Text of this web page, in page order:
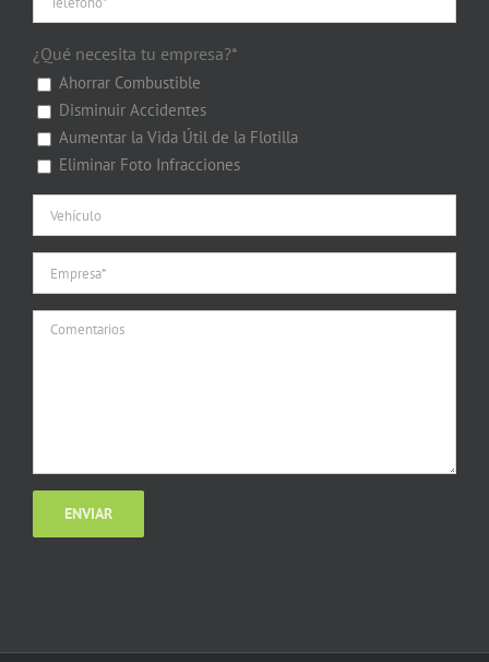
¿Qué necesita tu empresa?*
Ahorrar Combustible
Disminuir Accidentes
Aumentar la Vida Útil de la Flotilla
Eliminar Foto Infracciones